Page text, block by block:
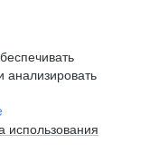
анализировать
использования